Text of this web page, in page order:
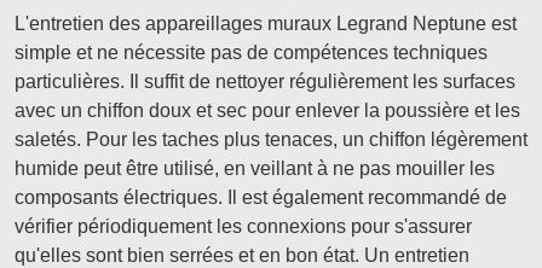
L'entretien des appareillages muraux Legrand Neptune est
simple et ne nécessite pas de compétences techniques
particulières. Il suffit de nettoyer régulièrement les surfaces
avec un chiffon doux et sec pour enlever la poussière et les
saletés. Pour les taches plus tenaces, un chiffon légèrement
humide peut être utilisé, en veillant à ne pas mouiller les
composants électriques. Il est également recommandé de
vérifier périodiquement les connexions pour s'assurer
qu'elles sont bien serrées et en bon état. Un entretien